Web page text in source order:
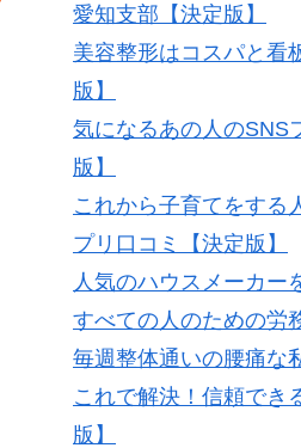
愛知支部【決定版】
美容整形はコスパと看
版】
気になるあの人のSNS
版】
これから子育てをする
プリ口コミ【決定版】
人気のハウスメーカー
すべての人のための労
毎週整体通いの腰痛な
これで解決！信頼でき
版】